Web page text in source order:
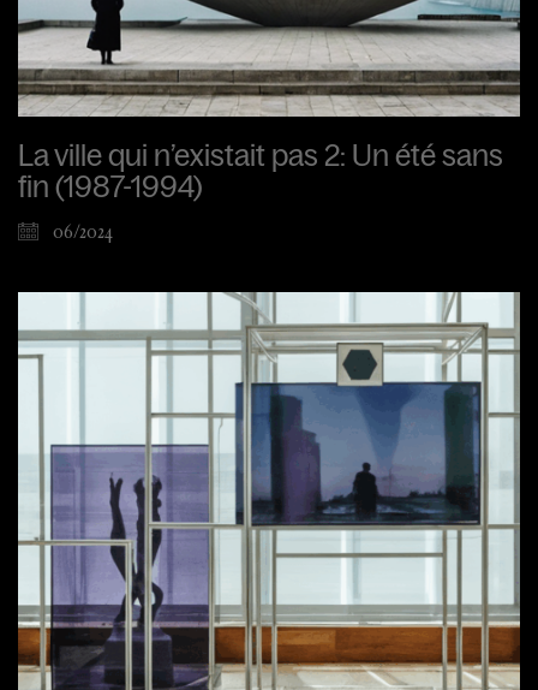
La ville qui n’existait pas 2: Un été sans
fin (1987-1994)
06/2024